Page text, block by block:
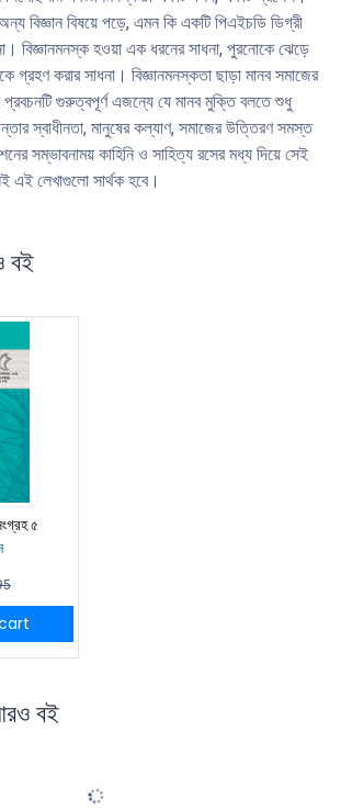
অন্য বিজ্ঞান বিষয়ে পড়ে, এমন কি একটি পিএইচডি ডিগ্রী
বিজ্ঞানমনস্ক হওয়া এক ধরনের সাধনা, পুরনোকে ঝেড়ে
গ্রহণ করার সাধনা। বিজ্ঞানমনস্কতা ছাড়া মানব সমাজের
গুরুত্বপূর্ণ এজন্যে যে মানব মুক্তি বলতে শুধু
স্বাধীনতা, মানুষের কল্যাণ, সমাজের উত্তিরণ সমস্ত
সম্ভাবনাময় কাহিনি ও সাহিত্য রসের মধ্য দিয়ে সেই
এই লেখাগুলো সার্থক হবে।
বই
৫
বই